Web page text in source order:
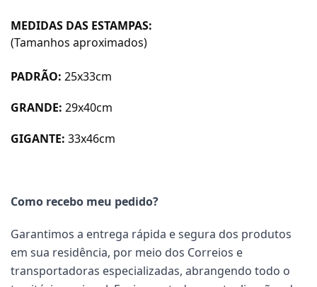
MEDIDAS DAS ESTAMPAS:
(Tamanhos aproximados)
PADRÃO: 25x33cm
GRANDE: 29x40cm
GIGANTE: 33x46cm
Como recebo meu pedido?
Garantimos a entrega rápida e segura dos produtos
em sua residência, por meio dos Correios e
transportadoras especializadas, abrangendo todo o